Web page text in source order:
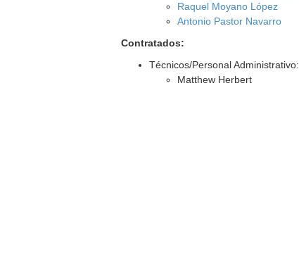
Raquel Moyano López
Antonio Pastor Navarro
Contratados:
Técnicos/Personal Administrativo:
Matthew Herbert